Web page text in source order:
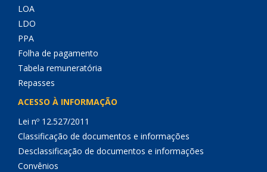
LOA
LDO
PPA
Folha de pagamento
Tabela remuneratória
Repasses
ACESSO À INFORMAÇÃO
Lei nº 12.527/2011
Classificação de documentos e informações
Desclassificação de documentos e informações
Convênios